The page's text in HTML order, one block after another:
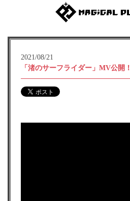
2021/08/21
「渚のサーフライダー」MV公開！